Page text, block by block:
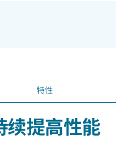
特性
续提高性能